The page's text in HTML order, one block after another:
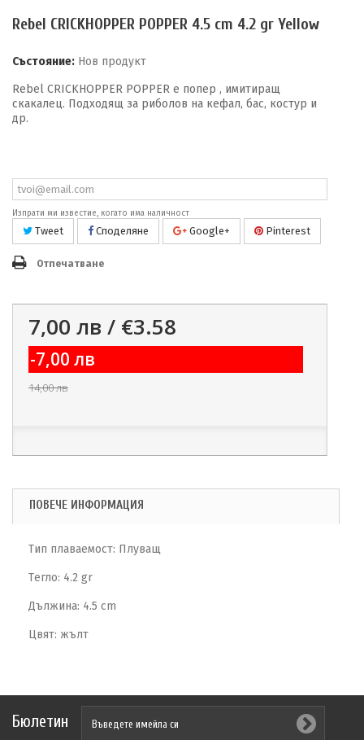
Rebel CRICKHOPPER POPPER 4.5 cm 4.2 gr Yellow
Състояние: Нов продукт
Rebel CRICKHOPPER POPPER е попер , имитиращ
скакалец. Подходящ за риболов на кефал, бас, костур и
др.
Изпрати ми известие, когато има наличност
Tweet Споделяне Google+ Pinterest
Отпечатване
7,00 лв / €3.58
-7,00 лв
14,00 лв
ПОВЕЧЕ ИНФОРМАЦИЯ
Тип плаваемост: Плуващ
Тeгло: 4.2 gr
Дължина: 4.5 cm
Цвят: жълт
Бюлетин